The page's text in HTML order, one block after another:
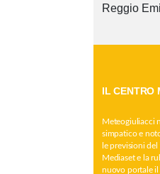
Reggio
IL CENTRO
Meteogiuliacci
simpatico e
le previsioni
Mediaset e la
nuovo portale